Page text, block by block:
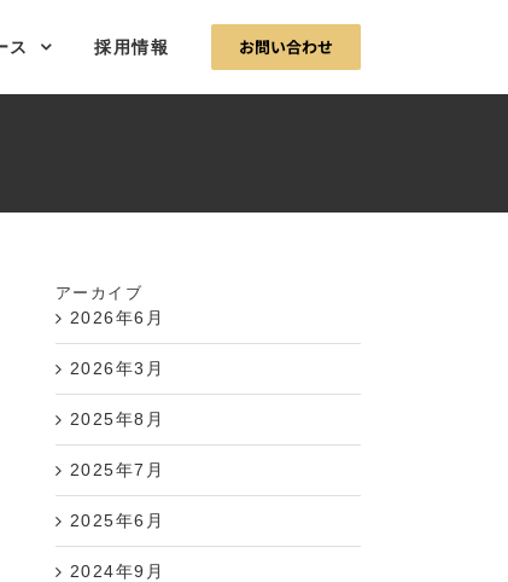
ス 採用情報 お問い合わせ
アーカイブ
2026年6月
2026年3月
2025年8月
2025年7月
2025年6月
2024年9月